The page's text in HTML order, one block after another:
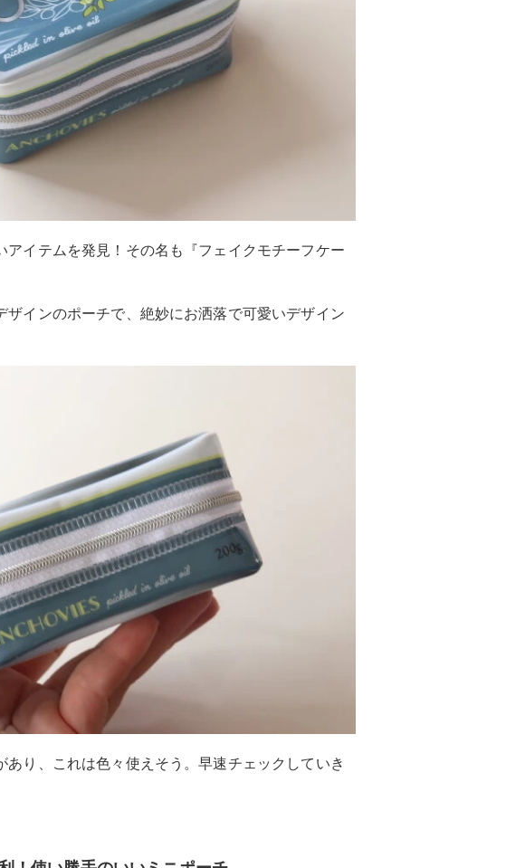
アイテムを発見！その名も『フェイクモチーフケー
ザインのポーチで、絶妙にお洒落で可愛いデザイン
り、これは色々使えそう。早速チェックしていき